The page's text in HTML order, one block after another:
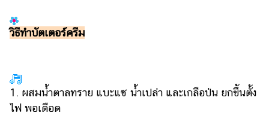
วิธีทำบัตเตอร์ครีม
1. ผสมน้ำตาลทราย แบะแซ น้ำเปล่า และเกลือป่น ยกขึ้นตั้ง
ไฟ พอเดือด